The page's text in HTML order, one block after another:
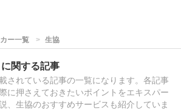
ー一覧 生協
関する記事
されている記事の一覧になります。各記事
に押さえておきたいポイントをエキスパー
、生協のおすすめサービスも紹介していま